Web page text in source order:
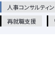
人事コンサルティ
再就職支援